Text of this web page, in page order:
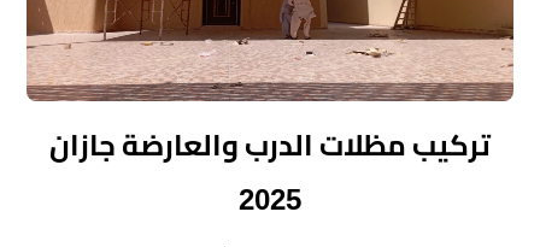
الخميس
مظلات
الخميس
تركيب مظلات الدرب والعارضة جازان
2025